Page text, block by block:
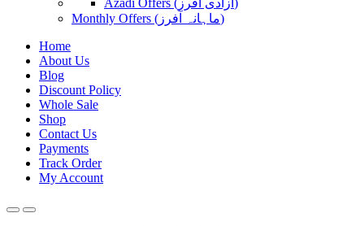
Azadi Offers (آزادی آفرز)
Monthly Offers (ماہانہ آفرز)
Home
About Us
Blog
Discount Policy
Whole Sale
Shop
Contact Us
Payments
Track Order
My Account